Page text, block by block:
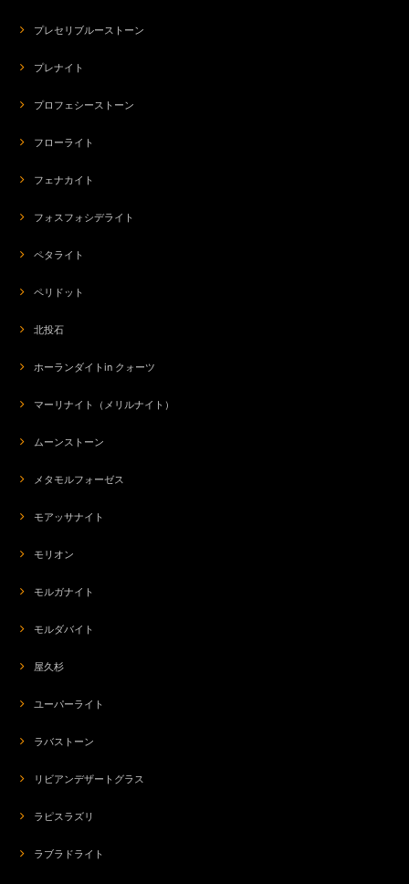
プレセリブルーストーン
プレナイト
プロフェシーストーン
フローライト
フェナカイト
フォスフォシデライト
ペタライト
ペリドット
北投石
ホーランダイトin クォーツ
マーリナイト（メリルナイト）
ムーンストーン
メタモルフォーゼス
モアッサナイト
モリオン
モルガナイト
モルダバイト
屋久杉
ユーパーライト
ラバストーン
リビアンデザートグラス
ラピスラズリ
ラブラドライト